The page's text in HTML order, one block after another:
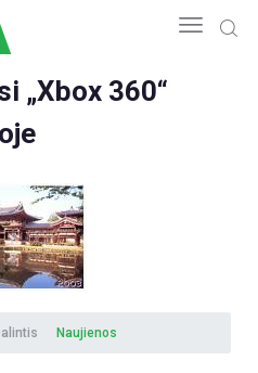
„Xbox 360“
Naujienos